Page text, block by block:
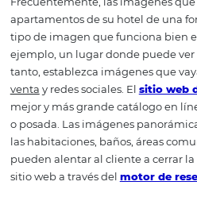
que elegir un profesional es
cotizaciones, planifique el
fotografiarse y si serán
Si su hotel o posada está a
cambiar la canastilla, puede
sesión con menos fotos para
una segunda sesión después
Frecuentemente, las
apartamentos de su hotel de